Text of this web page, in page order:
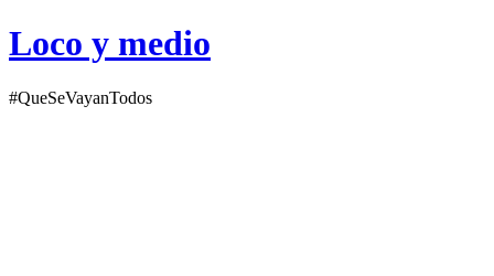
Loco y medio
#QueSeVayanTodos